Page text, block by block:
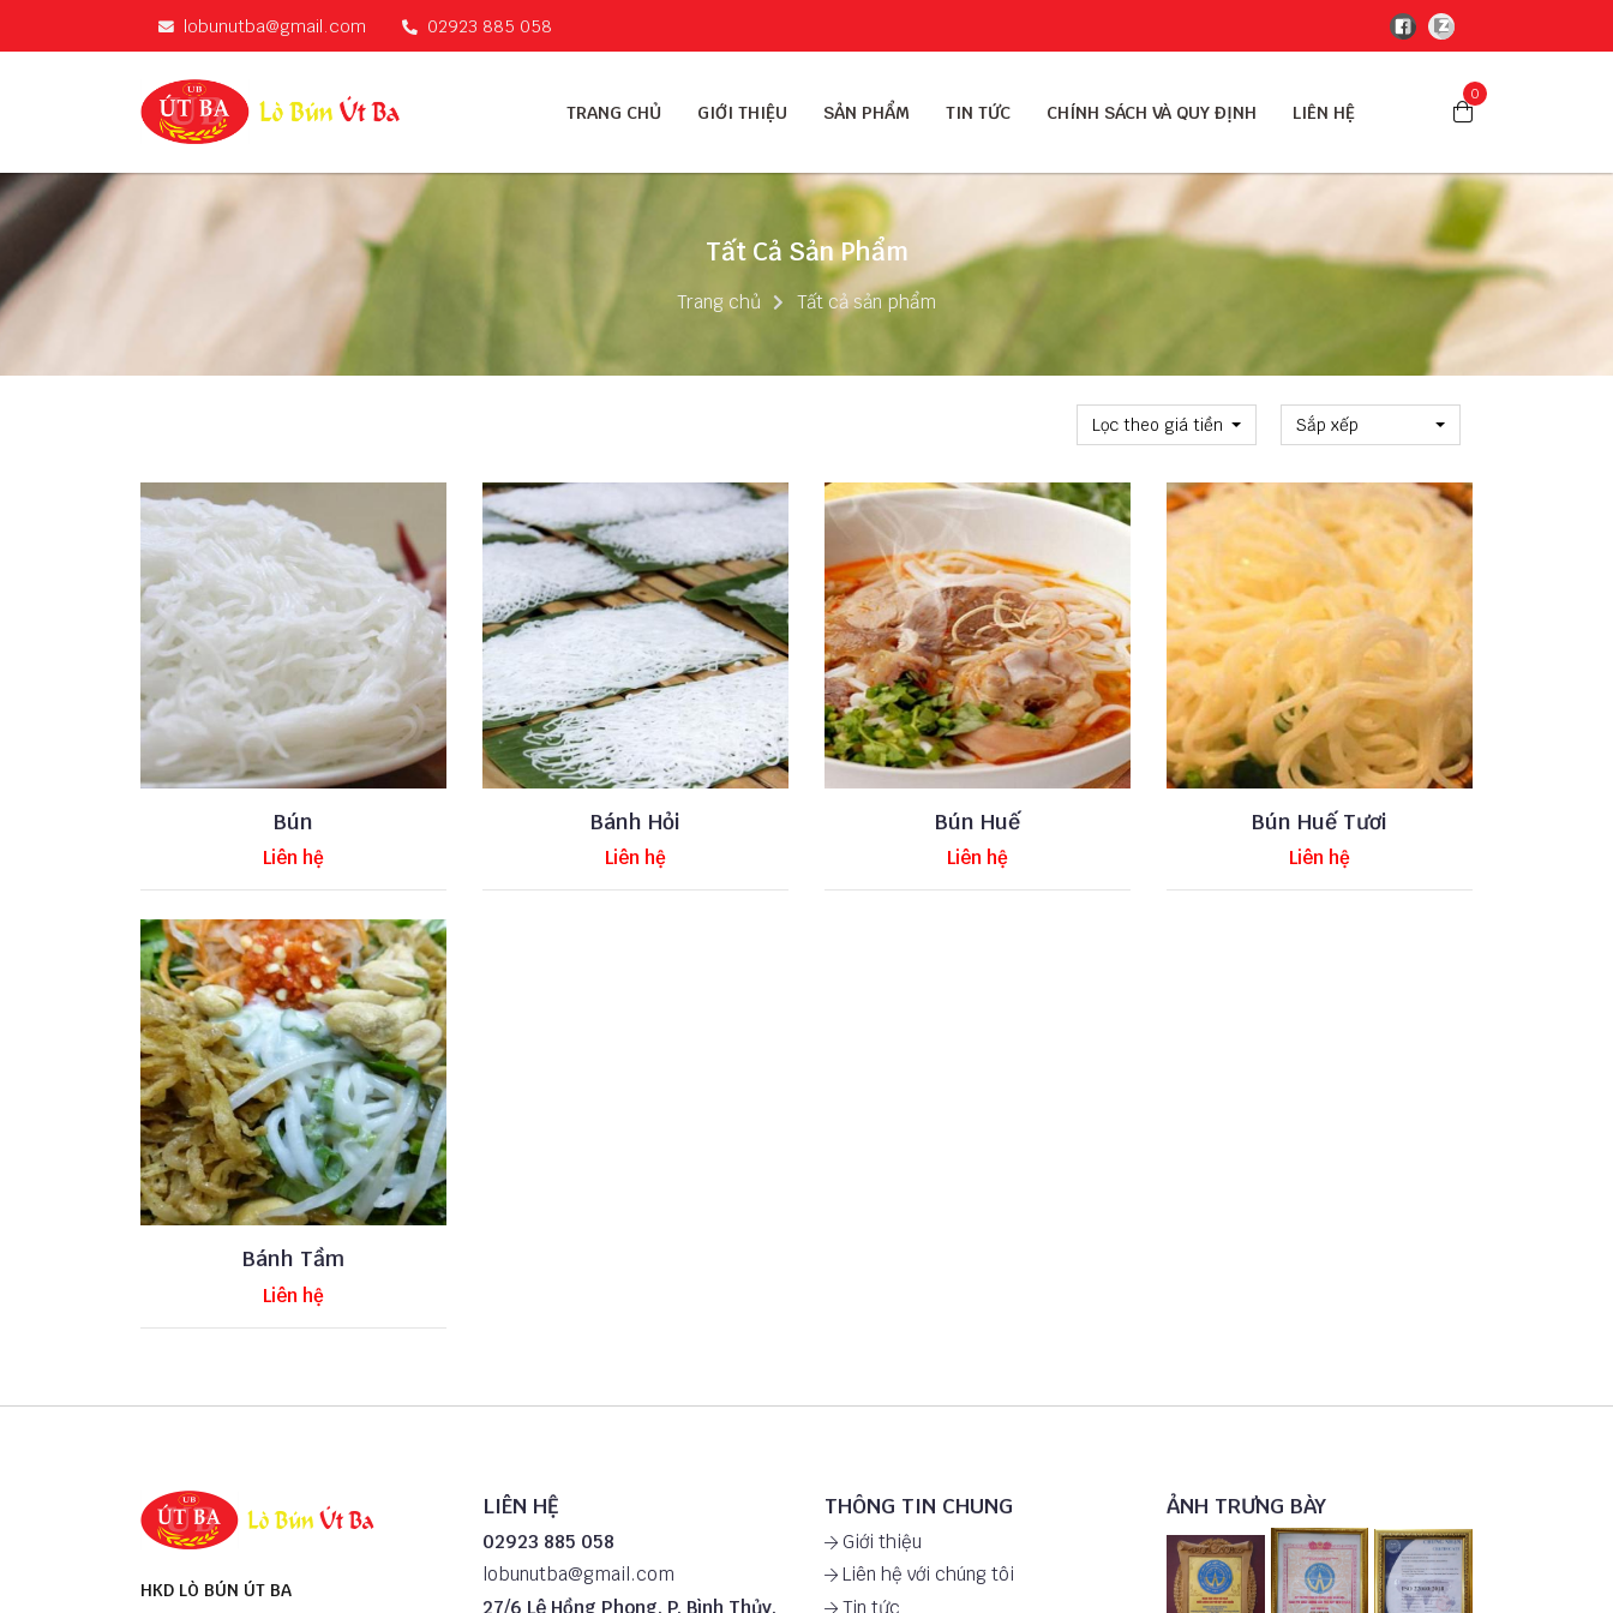
lobunutba@gmail.com 02923 885 058
TRANG CHỦ GIỚI THIỆU SẢN PHẨM TIN TỨC CHÍNH SÁCH VÀ QUY ĐỊNH LIÊN HỆ
0
Tất Cả Sản Phẩm
Trang chủ Tất cả sản phẩm
Lọc theo giá tiền Sắp xếp
Bún
Liên hệ
Bánh Hỏi
Liên hệ
Bún Huế
Liên hệ
Bún Huế Tươi
Liên hệ
Bánh Tầm
Liên hệ
HKD LÒ BÚN ÚT BA
LIÊN HỆ
02923 885 058
lobunutba@gmail.com
27/6 Lê Hồng Phong, P. Bình Thủy,
THÔNG TIN CHUNG
Giới thiệu
Liên hệ với chúng tôi
Tin tức
ẢNH TRƯNG BÀY